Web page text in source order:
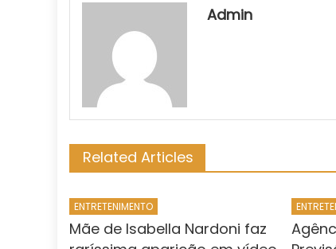
Admin
Related Articles
ENTRETENIMENTO
Mãe de Isabella Nardoni faz